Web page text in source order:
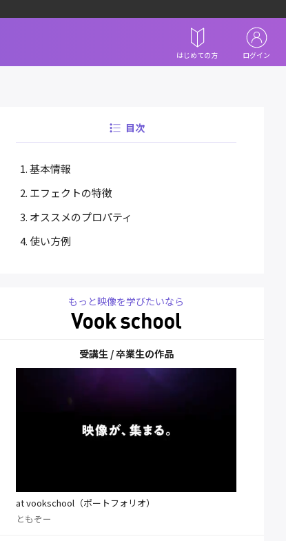
はじめての方 ログイン
目次
基本情報
エフェクトの特徴
オススメのプロパティ
使い方例
もっと映像を学びたいなら
受講生 / 卒業生の作品
at vookschool（ポートフォリオ）
ともぞー